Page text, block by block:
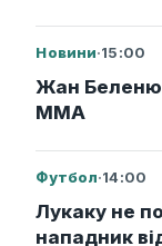
Новини·15:00
Жан
ММА
Футбол·14:00
Лукаку не
нападник